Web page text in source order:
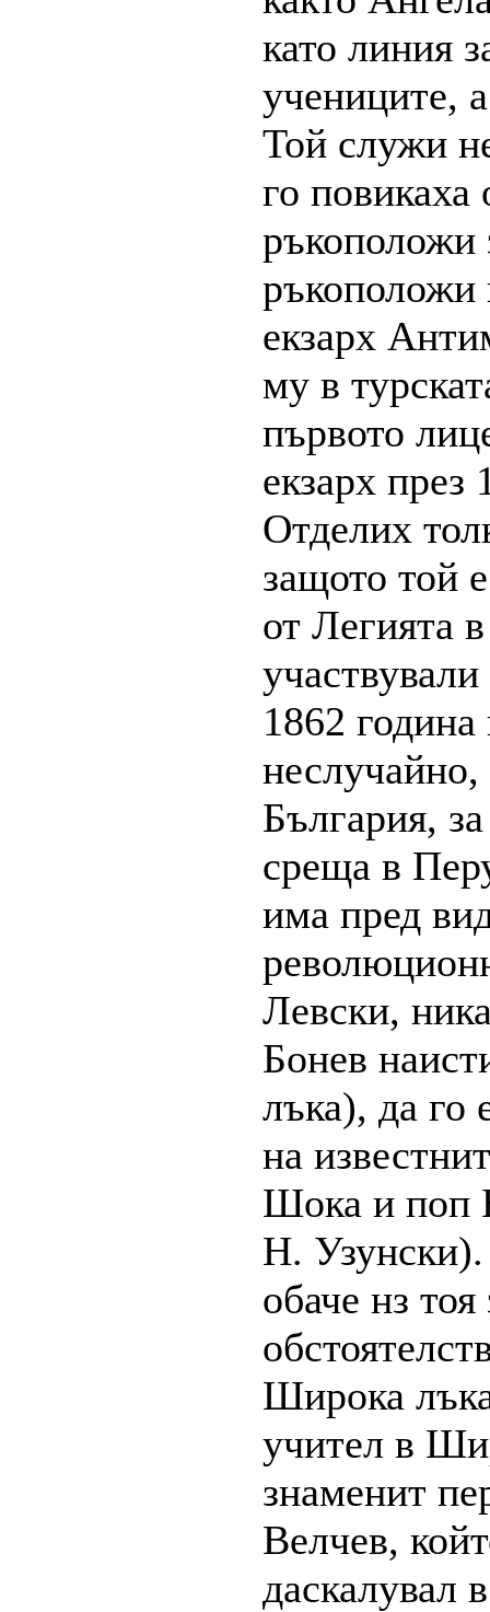
като линия
учениците,
Той служи
го
ръкоположи
ръкоположи
екзарх
му в
първото
екзарх през
Отделих
защото той
от Легията
1862
България,
среща в
има пред
Левски,
Бонев
лъка), да го
на
Шока и поп
Н. Узунски).
обаче нз
Широка
учител в
знаменит
Велчев,
даскалувал